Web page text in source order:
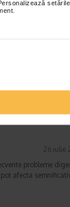
foarte mare de
26 iulie
probleme
afecta